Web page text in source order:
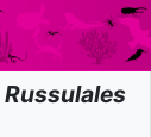
Russulales